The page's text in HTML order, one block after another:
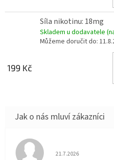
Síla nikotinu: 18mg
Skladem u dodavatele
Můžeme doručit do:
199 Kč
Hodnocení obchodu
21.7.2026